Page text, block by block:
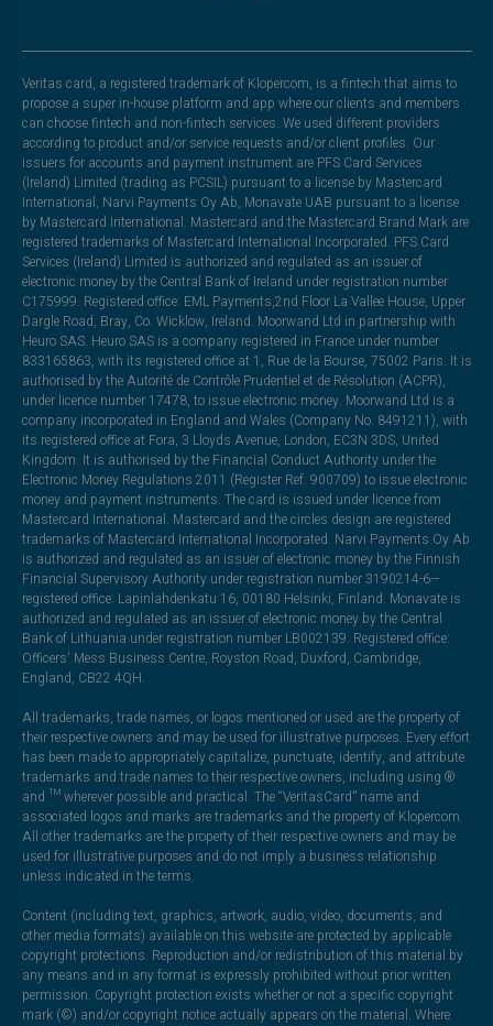
Veritas card, a registered trademark of Klopercom, is a fintech that aims to
propose a super in-house platform and app where our clients and members
can choose fintech and non-fintech services. We used different providers
according to product and/or service requests and/or client profiles. Our
issuers for accounts and payment instrument are PFS Card Services
(Ireland) Limited (trading as PCSIL) pursuant to a license by Mastercard
International, Narvi Payments Oy Ab, Monavate UAB pursuant to a license
by Mastercard International. Mastercard and the Mastercard Brand Mark are
registered trademarks of Mastercard International Incorporated. PFS Card
Services (Ireland) Limited is authorized and regulated as an issuer of
electronic money by the Central Bank of Ireland under registration number
C175999. Registered office: EML Payments,2nd Floor La Vallee House, Upper
Dargle Road, Bray, Co. Wicklow, Ireland. Moorwand Ltd in partnership with
Heuro SAS. Heuro SAS is a company registered in France under number
833165863, with its registered office at 1, Rue de la Bourse, 75002 Paris. It is
authorised by the Autorité de Contrôle Prudentiel et de Résolution (ACPR),
under licence number 17478, to issue electronic money. Moorwand Ltd is a
company incorporated in England and Wales (Company No. 8491211), with
its registered office at Fora, 3 Lloyds Avenue, London, EC3N 3DS, United
Kingdom. It is authorised by the Financial Conduct Authority under the
Electronic Money Regulations 2011 (Register Ref: 900709) to issue electronic
money and payment instruments. The card is issued under licence from
Mastercard International. Mastercard and the circles design are registered
trademarks of Mastercard International Incorporated. Narvi Payments Oy Ab
is authorized and regulated as an issuer of electronic money by the Finnish
Financial Supervisory Authority under registration number 3190214-6—
registered office: Lapinlahdenkatu 16, 00180 Helsinki, Finland. Monavate is
authorized and regulated as an issuer of electronic money by the Central
Bank of Lithuania under registration number LB002139. Registered office:
Officers' Mess Business Centre, Royston Road, Duxford, Cambridge,
England, CB22 4QH.
All trademarks, trade names, or logos mentioned or used are the property of
their respective owners and may be used for illustrative purposes. Every effort
has been made to appropriately capitalize, punctuate, identify, and attribute
trademarks and trade names to their respective owners, including using ®
and ™ wherever possible and practical. The “VeritasCard” name and
associated logos and marks are trademarks and the property of Klopercom.
All other trademarks are the property of their respective owners and may be
used for illustrative purposes and do not imply a business relationship
unless indicated in the terms.
Content (including text, graphics, artwork, audio, video, documents, and
other media formats) available on this website are protected by applicable
copyright protections. Reproduction and/or redistribution of this material by
any means and in any format is expressly prohibited without prior written
permission. Copyright protection exists whether or not a specific copyright
mark (©) and/or copyright notice actually appears on the material. Where